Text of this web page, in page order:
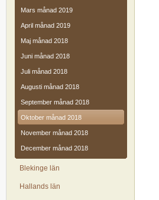
Mars månad 2019
April månad 2019
Maj månad 2018
Juni månad 2018
Juli månad 2018
Augusti månad 2018
September månad 2018
Oktober månad 2018
November månad 2018
December månad 2018
Blekinge län
Hallands län